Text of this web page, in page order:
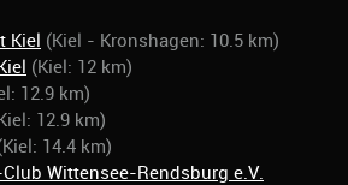
Kiel (Kiel - Kronshagen: 10.5 km)
(Kiel: 12 km)
12.9 km)
12.9 km)
14.4 km)
Wittensee-Rendsburg e.V.